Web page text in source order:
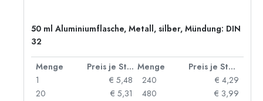
50 ml Aluminiumflasche, Metall, silber, Mündung: DIN
32
Menge Preis je Stück Menge
Preis je Stück
1
€ 5,48
20
€ 5,31
240
€ 4,29
480
€ 3,99